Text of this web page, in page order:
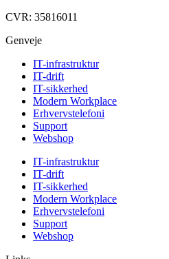
CVR: 35816011
Genveje
IT-infrastruktur
IT-drift
IT-sikkerhed
Modern Workplace
Erhvervstelefoni
Support
Webshop
IT-infrastruktur
IT-drift
IT-sikkerhed
Modern Workplace
Erhvervstelefoni
Support
Webshop